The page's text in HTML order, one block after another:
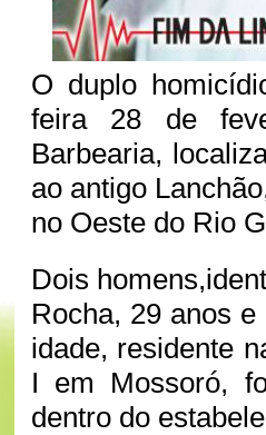
O duplo
feira 28 de
Barbearia,
ao antigo
no Oeste do Rio
Dois
Rocha, 29 anos
idade, residente
I em Mossoró,
dentro do